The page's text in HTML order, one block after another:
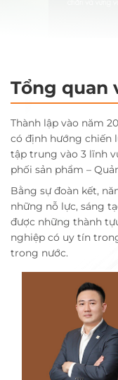
Tổng quan
Thành lập vào năm
có định hướng chiến
tập trung vào 3 lĩnh
phối sản phẩm –
Bằng sự đoàn kết,
những nỗ lực, sáng
được những thành
nghiệp có uy tín
trong nước.